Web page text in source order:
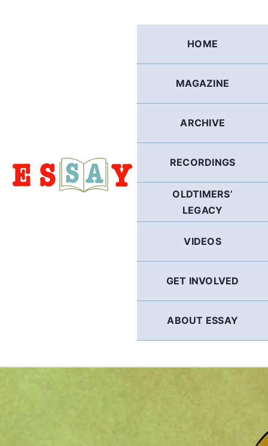
HOME
MAGAZINE
ARCHIVE
RECORDINGS
OLDTIMERS’
LEGACY
VIDEOS
GET INVOLVED
ABOUT ESSAY